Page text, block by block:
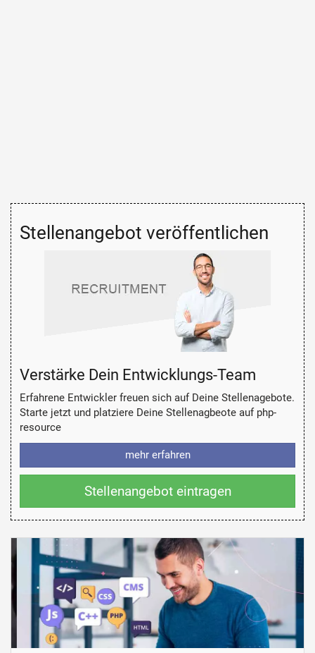
Stellenangebot veröffentlichen
Verstärke Dein Entwicklungs-Team
Erfahrene Entwickler freuen sich auf Deine Stellenagebote.
Starte jetzt und platziere Deine Stellenagbeote auf php-
resource
mehr erfahren
Stellenangebot eintragen